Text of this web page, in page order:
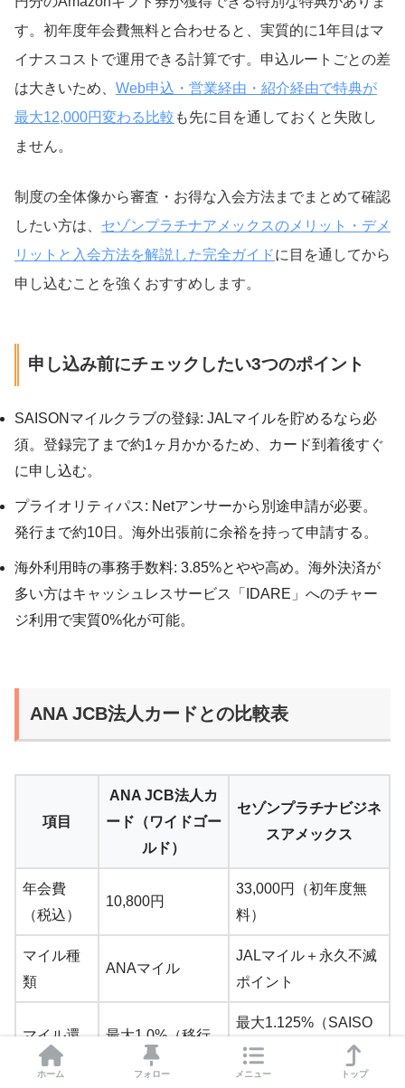
す。初年度年会費無料と合わせると、実質的に1年目はマ
イナスコストで運用できる計算です。申込ルートごとの差
は大きいため、 Web申込・営業経由・紹介経由で特典が
最大12,000円変わる比較 も先に目を通しておくと失敗し
ません。
制度の全体像から審査・お得な入会方法までまとめて確認
したい方は、 セゾンプラチナアメックスのメリット・デメ
リットと入会方法を解説した完全ガイドに目を通してから
申し込むことを強くおすすめします。
申し込み前にチェックしたい3つのポイント
SAISONマイルクラブの登録: JALマイルを貯めるなら必
須。登録完了まで約1ヶ月かかるため、カード到着後すぐ
に申し込む。
プライオリティパス: Netアンサーから別途申請が必要。
発行まで約10日。海外出張前に余裕を持って申請する。
海外利用時の事務手数料: 3.85%とやや高め。海外決済が
多い方はキャッシュレスサービス「IDARE」へのチャー
ジ利用で実質0%化が可能。
ANA JCB法人カードとの比較表
項目
ANA JCB法人カ
ード（ワイドゴー
ルド）
セゾンプラチナビジネ
スアメックス
年会費
（税込）
10,800円
33,000円（初年度無
料）
マイル種
類
ANAマイル
JALマイル＋永久不滅
ポイント
マイル還
元率
最大1.0%（移行
手数料込み）
最大1.125%（SAISO
Nマイルクラブ登録
時）
ホーム フォロー メニュー トップ